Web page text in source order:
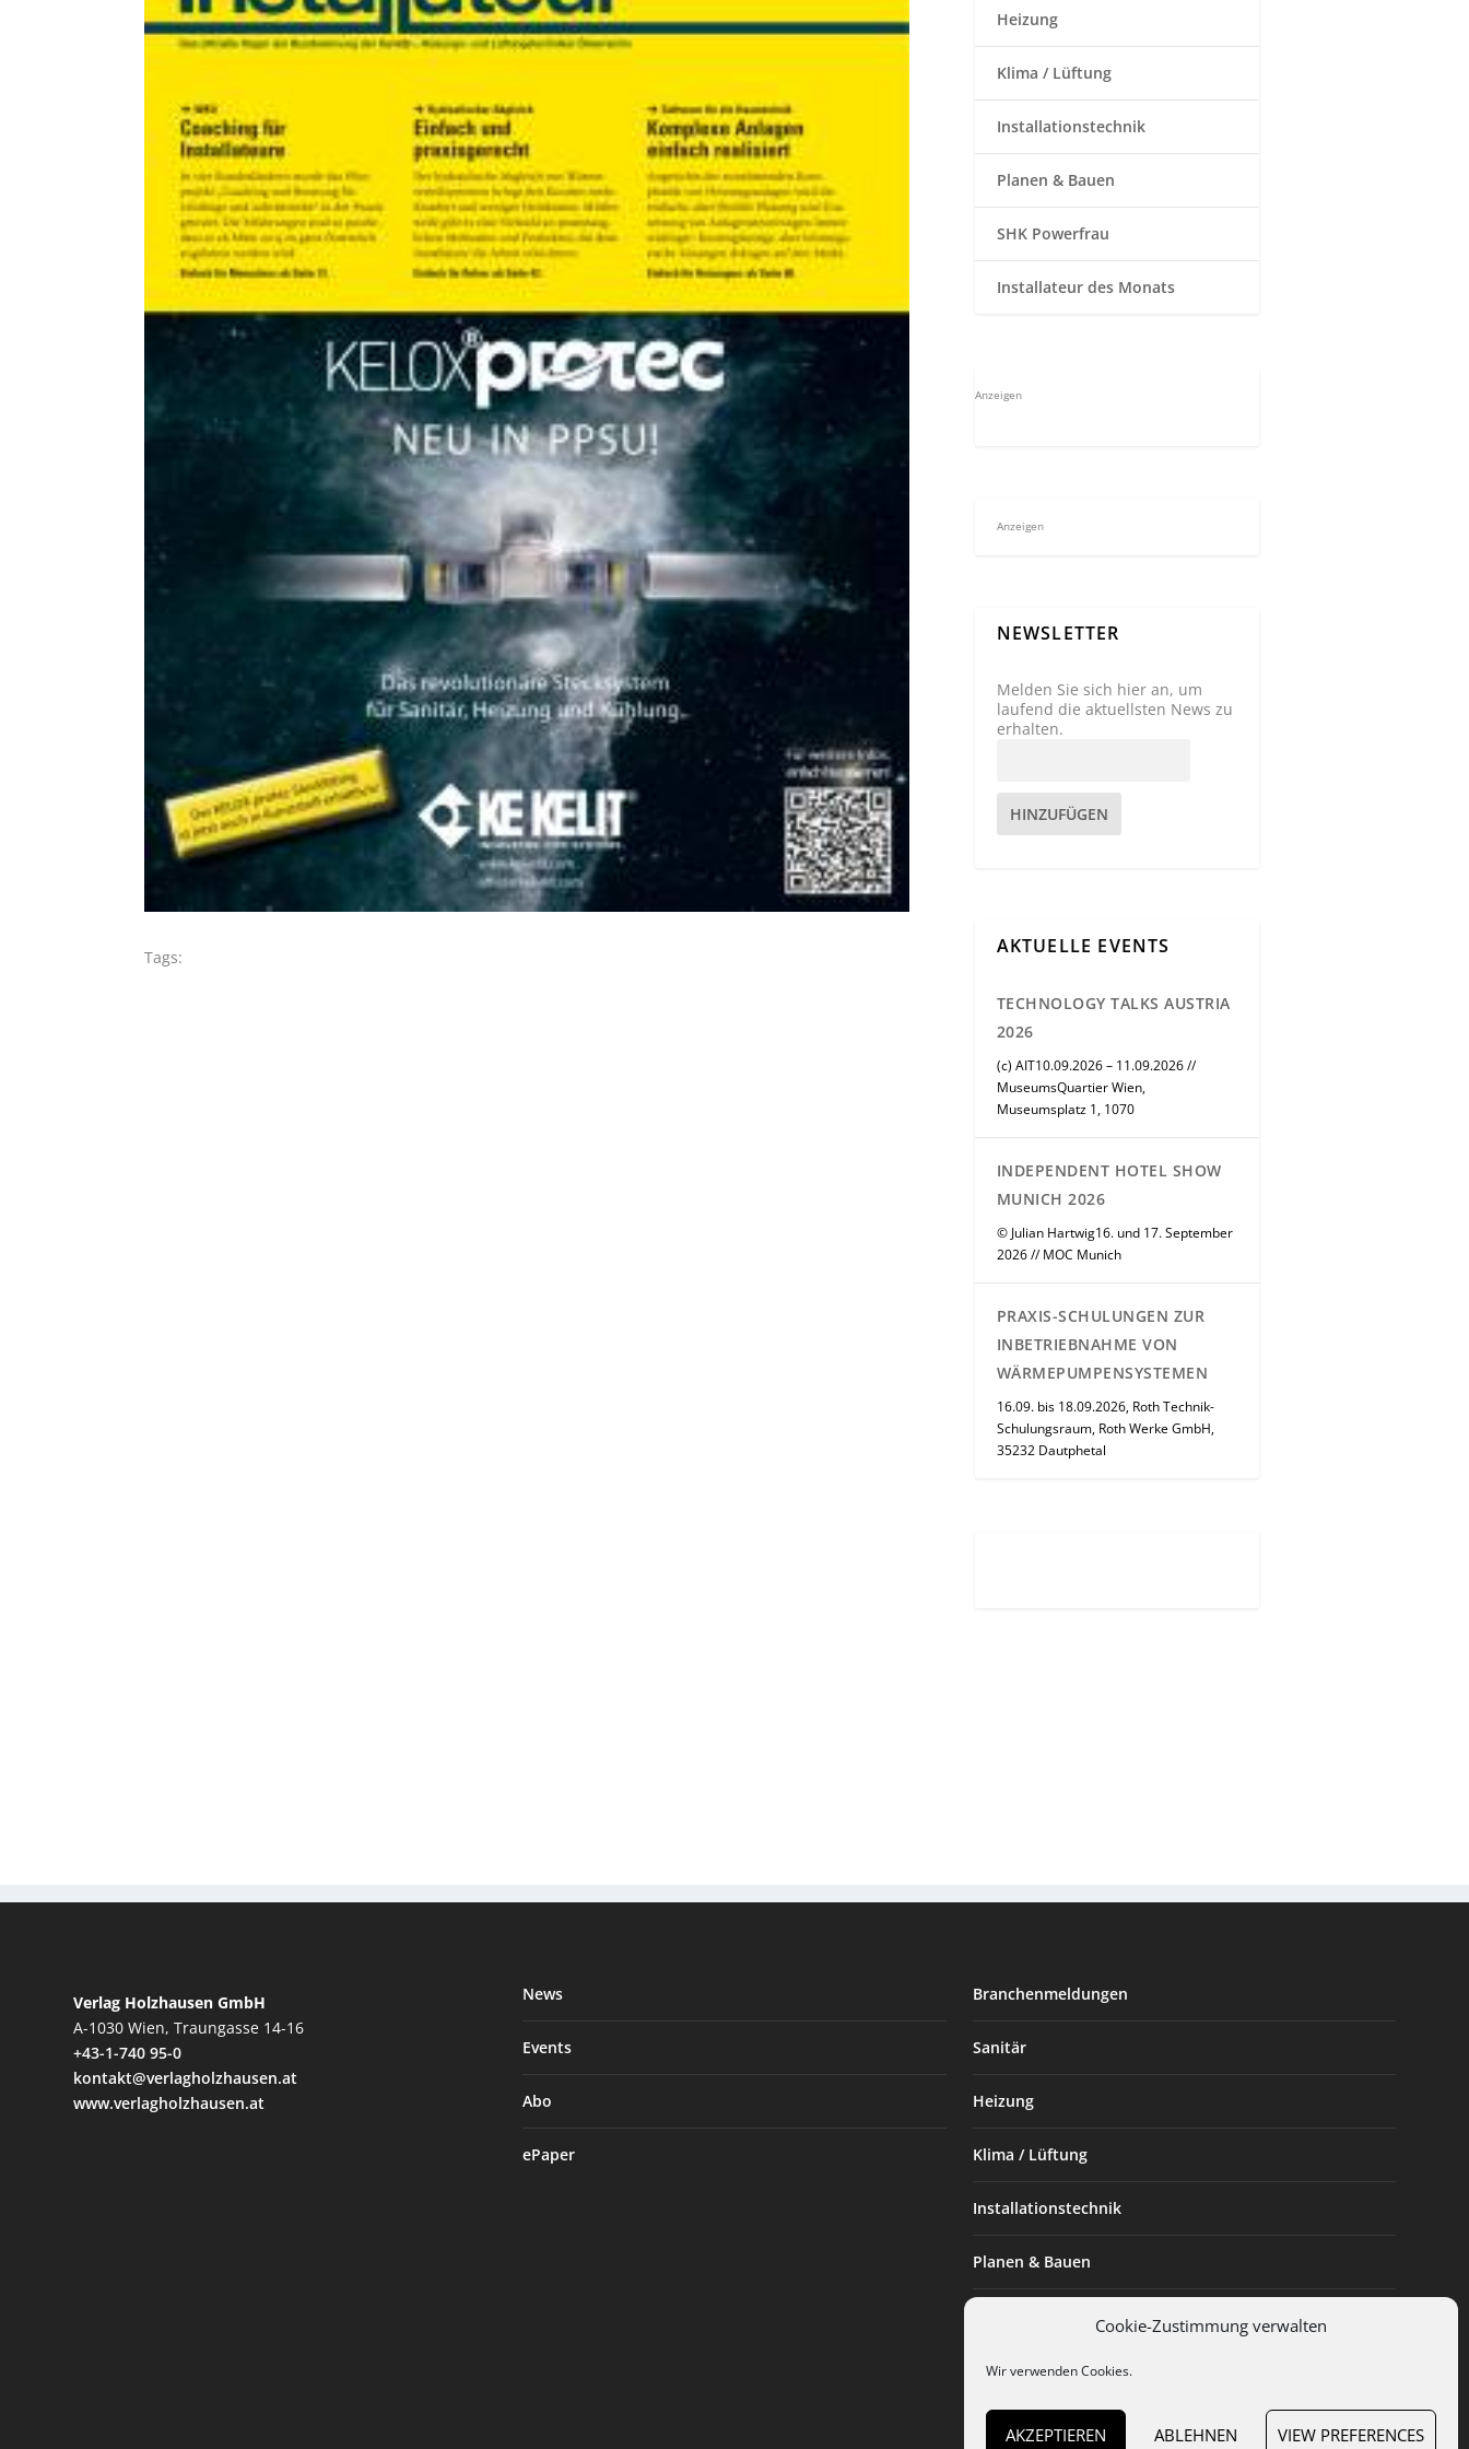
Cookie-Zustimmung verwalten
Wir verwenden Cookies.
AKZEPTIEREN ABLEHNEN VIEW PREFERENCES
Tags:
Heizung
Klima / Lüftung
Installationstechnik
Planen & Bauen
SHK Powerfrau
Installateur des Monats
Anzeigen
Anzeigen
NEWSLETTER
Melden Sie sich hier an, um
laufend die aktuellsten News zu
erhalten.
HINZUFÜGEN
AKTUELLE EVENTS
TECHNOLOGY TALKS AUSTRIA
2026
(c) AIT10.09.2026 – 11.09.2026 //
MuseumsQuartier Wien,
Museumsplatz 1, 1070
INDEPENDENT HOTEL SHOW
MUNICH 2026
© Julian Hartwig16. und 17. September
2026 // MOC Munich
PRAXIS-SCHULUNGEN ZUR
INBETRIEBNAHME VON
WÄRMEPUMPENSYSTEMEN
16.09. bis 18.09.2026, Roth Technik-
Schulungsraum, Roth Werke GmbH,
35232 Dautphetal
Verlag Holzhausen GmbH
A-1030 Wien, Traungasse 14-16
+43-1-740 95-0
kontakt@verlagholzhausen.at
www.verlagholzhausen.at
News
Events
Abo
ePaper
Branchenmeldungen
Sanitär
Heizung
Klima / Lüftung
Installationstechnik
Planen & Bauen
Installateur des Monats